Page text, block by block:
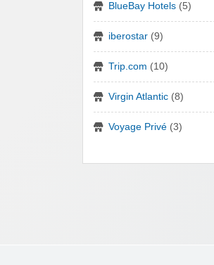
BlueBay Hotels (5)
iberostar (9)
Trip.com (10)
Virgin Atlantic (8)
Voyage Privé (3)